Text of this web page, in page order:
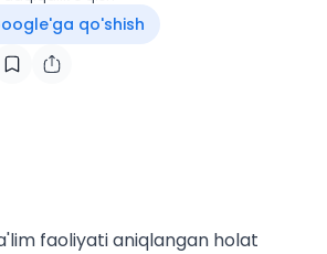
qo'shish
faoliyati aniqlangan holat